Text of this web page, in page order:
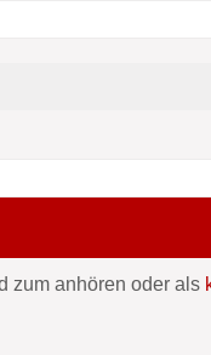
zum anhören oder als